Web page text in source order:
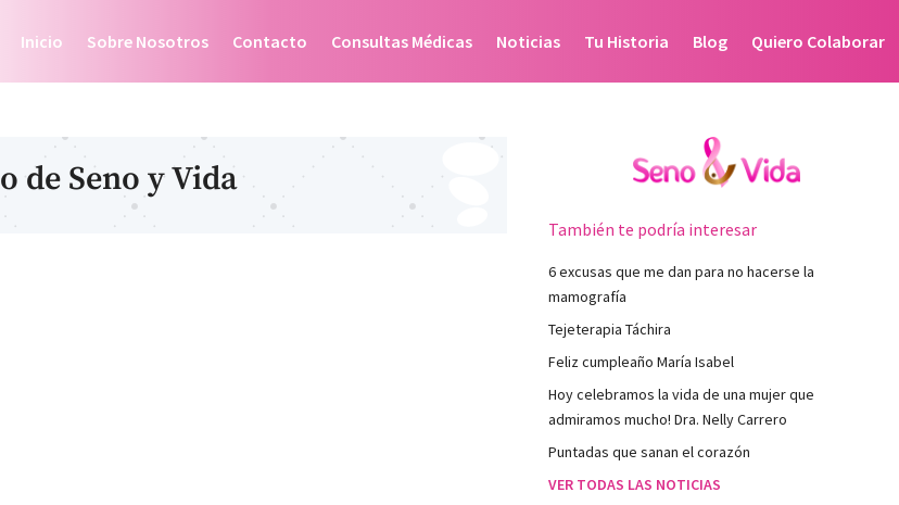
Inicio Sobre Nosotros Contacto Consultas Médicas Noticias Tu Historia Blog Quiero Colaborar
de Seno y Vida
También te podría interesar
6 excusas que me dan para no hacerse la
mamografía
Tejeterapia Táchira
Feliz cumpleaño María Isabel
Hoy celebramos la vida de una mujer que
admiramos mucho! Dra. Nelly Carrero
Puntadas que sanan el corazón
VER TODAS LAS NOTICIAS